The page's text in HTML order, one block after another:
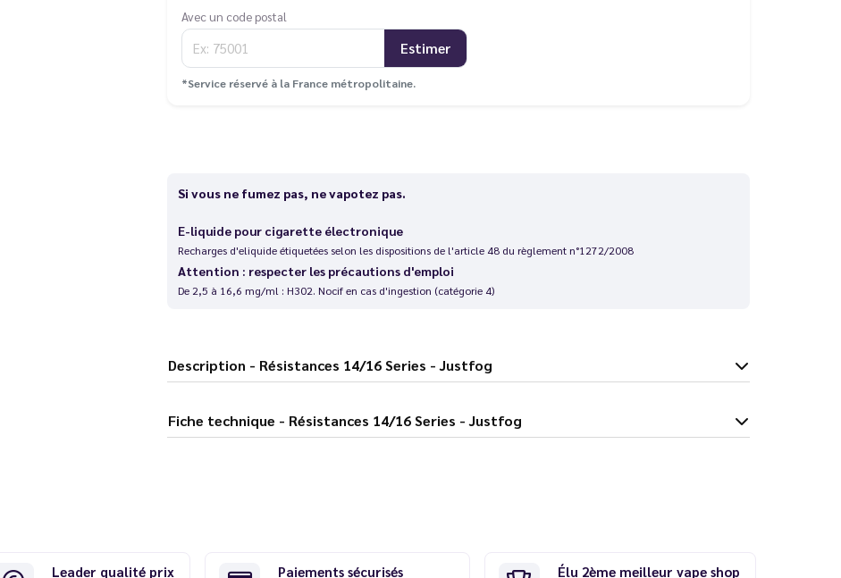
Avec un code postal
Estimer
*Service réservé à la France métropolitaine.
Si vous ne fumez pas, ne vapotez pas.
E-liquide pour cigarette électronique
Recharges d'eliquide étiquetées selon les dispositions de l'article 48 du règlement n°1272/2008
Attention : respecter les précautions d'emploi
De 2,5 à 16,6 mg/ml : H302. Nocif en cas d'ingestion (catégorie 4)
Description - Résistances 14/16 Series - Justfog
Fiche technique - Résistances 14/16 Series - Justfog
Leader qualité prix
Paiements sécurisés
Élu 2ème meilleur vape shop